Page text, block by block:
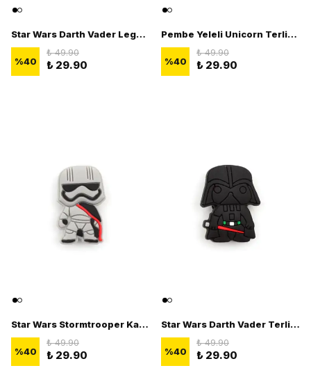
Star Wars Darth Vader Lego Terlik Süsü - 3D Jibbitz Star Wars Figürü
%40
₺ 49.90
₺ 29.90
Pembe Yeleli Unicorn Terlik Süsü - 3D Terlik Süsü Figürü
%40
₺ 49.90
₺ 29.90
Star Wars Stormtrooper Kask Terlik Süsü - 3D Jibbitz Star Wars Figürü
%40
₺ 49.90
₺ 29.90
Star Wars Darth Vader Terlik Süsü - 3D Jibbitz Star Wars FigürÜ
%40
₺ 49.90
₺ 29.90